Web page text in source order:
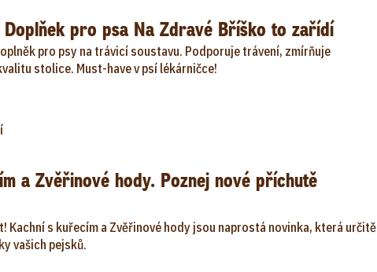
Doplňek pro psa Na Zdravé Bříško to zařídí
pro psy na trávicí soustavu. Podporuje trávení, zmírňuje
stolice. Must-have v psí lékárničce!
a Zvěřinové hody. Poznej nové příchutě
Kachní s kuřecím a Zvěřinové hody jsou naprostá novinka, která určitě
vašich pejsků.